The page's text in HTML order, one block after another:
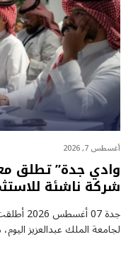
أغسطس 7, 2026
شركة ناشئة
جدة 07
لجامعة الملك عبدالعزيز